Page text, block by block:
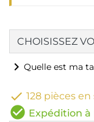
chevron_right Quelle est ma
 128 pièces
check_circle Expédition